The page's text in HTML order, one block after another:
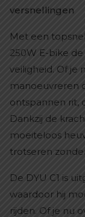
versnellingen
Met een
250W E-bike
veiligheid. Of je
manoeuvreren
ontspannen rit,
Dankzij de
moeiteloos
trotseren
De DYU C1 is
waardoor hij
rijden. Of je nu